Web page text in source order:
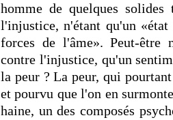
homme de quelques
l'injustice, n'étant qu'un «état
forces de l'âme». Peut-être
contre l'injustice, qu'un
la peur ? La peur, qui
et pourvu que l'on en
haine, un des composés